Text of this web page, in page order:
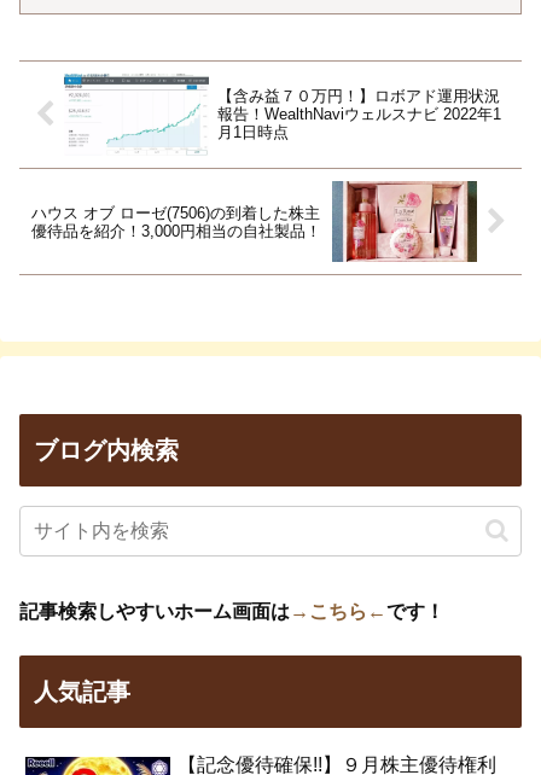
【含み益７０万円！】ロボアド運用状況
報告！WealthNaviウェルスナビ 2022年1
月1日時点
ハウス オブ ローゼ(7506)の到着した株主
優待品を紹介！3,000円相当の自社製品！
ブログ内検索
記事検索しやすいホーム画面は →こちら←です！
人気記事
【記念優待確保!!】９月株主優待権利